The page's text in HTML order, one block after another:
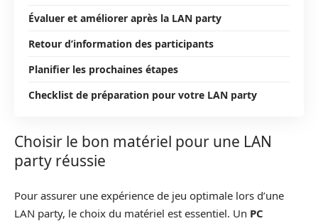
Évaluer et améliorer après la LAN party
Retour d’information des participants
Planifier les prochaines étapes
Checklist de préparation pour votre LAN party
Choisir le bon matériel pour une LAN
party réussie
Pour assurer une expérience de jeu optimale lors d’une
LAN party, le choix du matériel est essentiel. Un PC